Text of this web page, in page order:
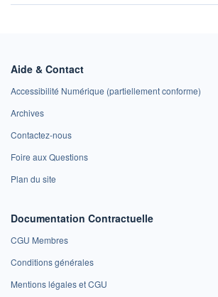
Aide & Contact
Accessibilité Numérique (partiellement conforme)
Archives
Contactez-nous
Foire aux Questions
Plan du site
Documentation Contractuelle
CGU Membres
Conditions générales
Mentions légales et CGU